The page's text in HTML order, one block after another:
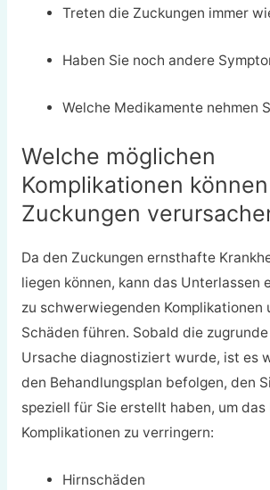
Treten die Zuckungen immer
Haben Sie noch andere
Welche Medikamente nehmen
Welche möglichen
Komplikationen
Zuckungen
Da den Zuckungen ernsthafte
liegen können, kann das Unterlassen
zu schwerwiegenden Komplikationen
Schäden führen. Sobald die
Ursache diagnostiziert wurde, ist es
den Behandlungsplan befolgen, den
speziell für Sie erstellt haben, um das
Komplikationen zu verringern:
Hirnschäden